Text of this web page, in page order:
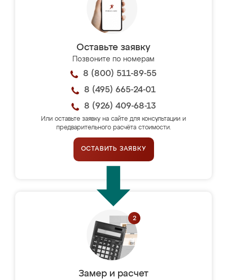
Оставьте заявку
Позвоните по номерам
8 (800) 511-89-55
8 (495) 665-24-01
8 (926) 409-68-13
Или оставьте заявку на сайте для консультации и
предварительного расчёта стоимости.
ОСТАВИТЬ ЗАЯВКУ
Замер и расчет